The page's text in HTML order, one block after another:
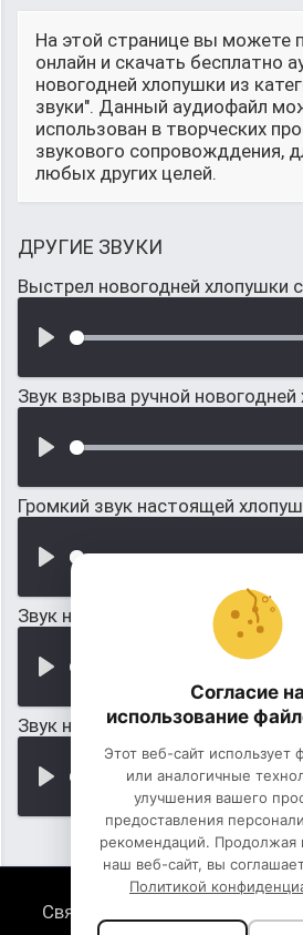
На этой странице вы можете
онлайн и скачать бесплатно
новогодней хлопушки из
звуки". Данный аудиофайл
использован в творческих
звукового сопровожддения,
любых других целей.
ДРУГИЕ ЗВУКИ
Выстрел новогодней хлопушки
Звук взрыва ручной
Громкий звук настоящей
Звук новогодней мишуры
Звук новогодней ночи, свисты,
Связь с нами
Политика
Согласие на
использование
Этот веб-сайт использует
или аналогичные
улучшения вашего
предоставления
рекомендаций. Продолжая
наш веб-сайт, вы
Политикой